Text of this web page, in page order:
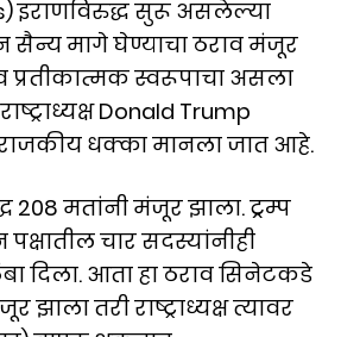
इराणविरुद्ध सुरू असलेल्या
सैन्य मागे घेण्याचा ठराव मंजूर
प्रतीकात्मक स्वरूपाचा असला
Donald Trump
राजकीय धक्का मानला जात आहे.
208 मतांनी मंजूर झाला. ट्रम्प
चार सदस्यांनीही
दिला. आता हा ठराव सिनेटकडे
झाला तरी राष्ट्राध्यक्ष त्यावर